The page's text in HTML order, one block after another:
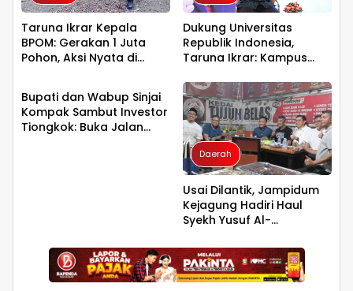
Taruna Ikrar Kepala
BPOM: Gerakan 1 Juta
Pohon, Aksi Nyata di
Dukung Universitas
Republik Indonesia,
Taruna Ikrar: Kampus
Peradaban seperti
Jepang dan China
Wujudkan Indonesia
Emas 2045
Daerah
Bupati dan Wabup Sinjai
Kompak Sambut Investor
Tiongkok: Buka Jalan
Daerah
Usai Dilantik, Jampidum
Kejagung Hadiri Haul
Syekh Yusuf Al-
hingga Malam di
Makassar